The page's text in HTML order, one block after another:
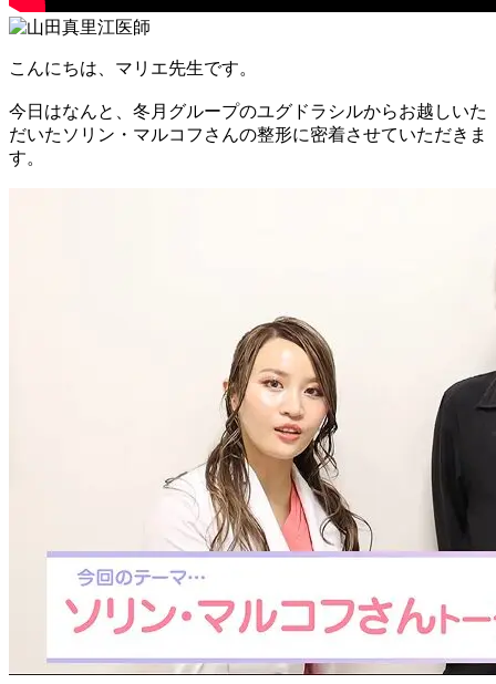
こんにちは、マリエ先生です。
今日はなんと、冬月グループのユグドラシルからお越しいた
だいたソリン・マルコフさんの整形に密着させていただきま
す。